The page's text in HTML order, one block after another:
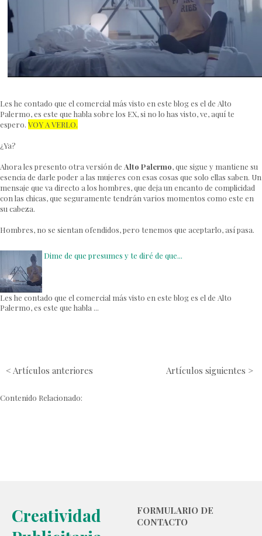
Les he contado que el comercial más visto en este blog es el de Alto
Palermo, es este que habla sobre los EX, si no lo has visto, ve, aquí te
espero. VOY A VERLO.
¿Ya?
Ahora les presento otra versión de Alto Palermo, que sigue y mantiene su
esencia de darle poder a las mujeres con esas cosas que solo ellas saben. Un
mensaje que va directo a los hombres, que deja un encanto de complicidad
con las chicas, que seguramente tendrán varios momentos como este en
su cabeza.
Hombres, no se sientan ofendidos, pero tenemos que aceptarlo, así pasa.
Dime de que presumes y te diré de que...
Les he contado que el comercial más visto en este blog es el de Alto
Palermo, es este que habla ...
Artículos siguientes >
< Artículos anteriores
Contenido Relacionado:
Creatividad
FORMULARIO DE
CONTACTO